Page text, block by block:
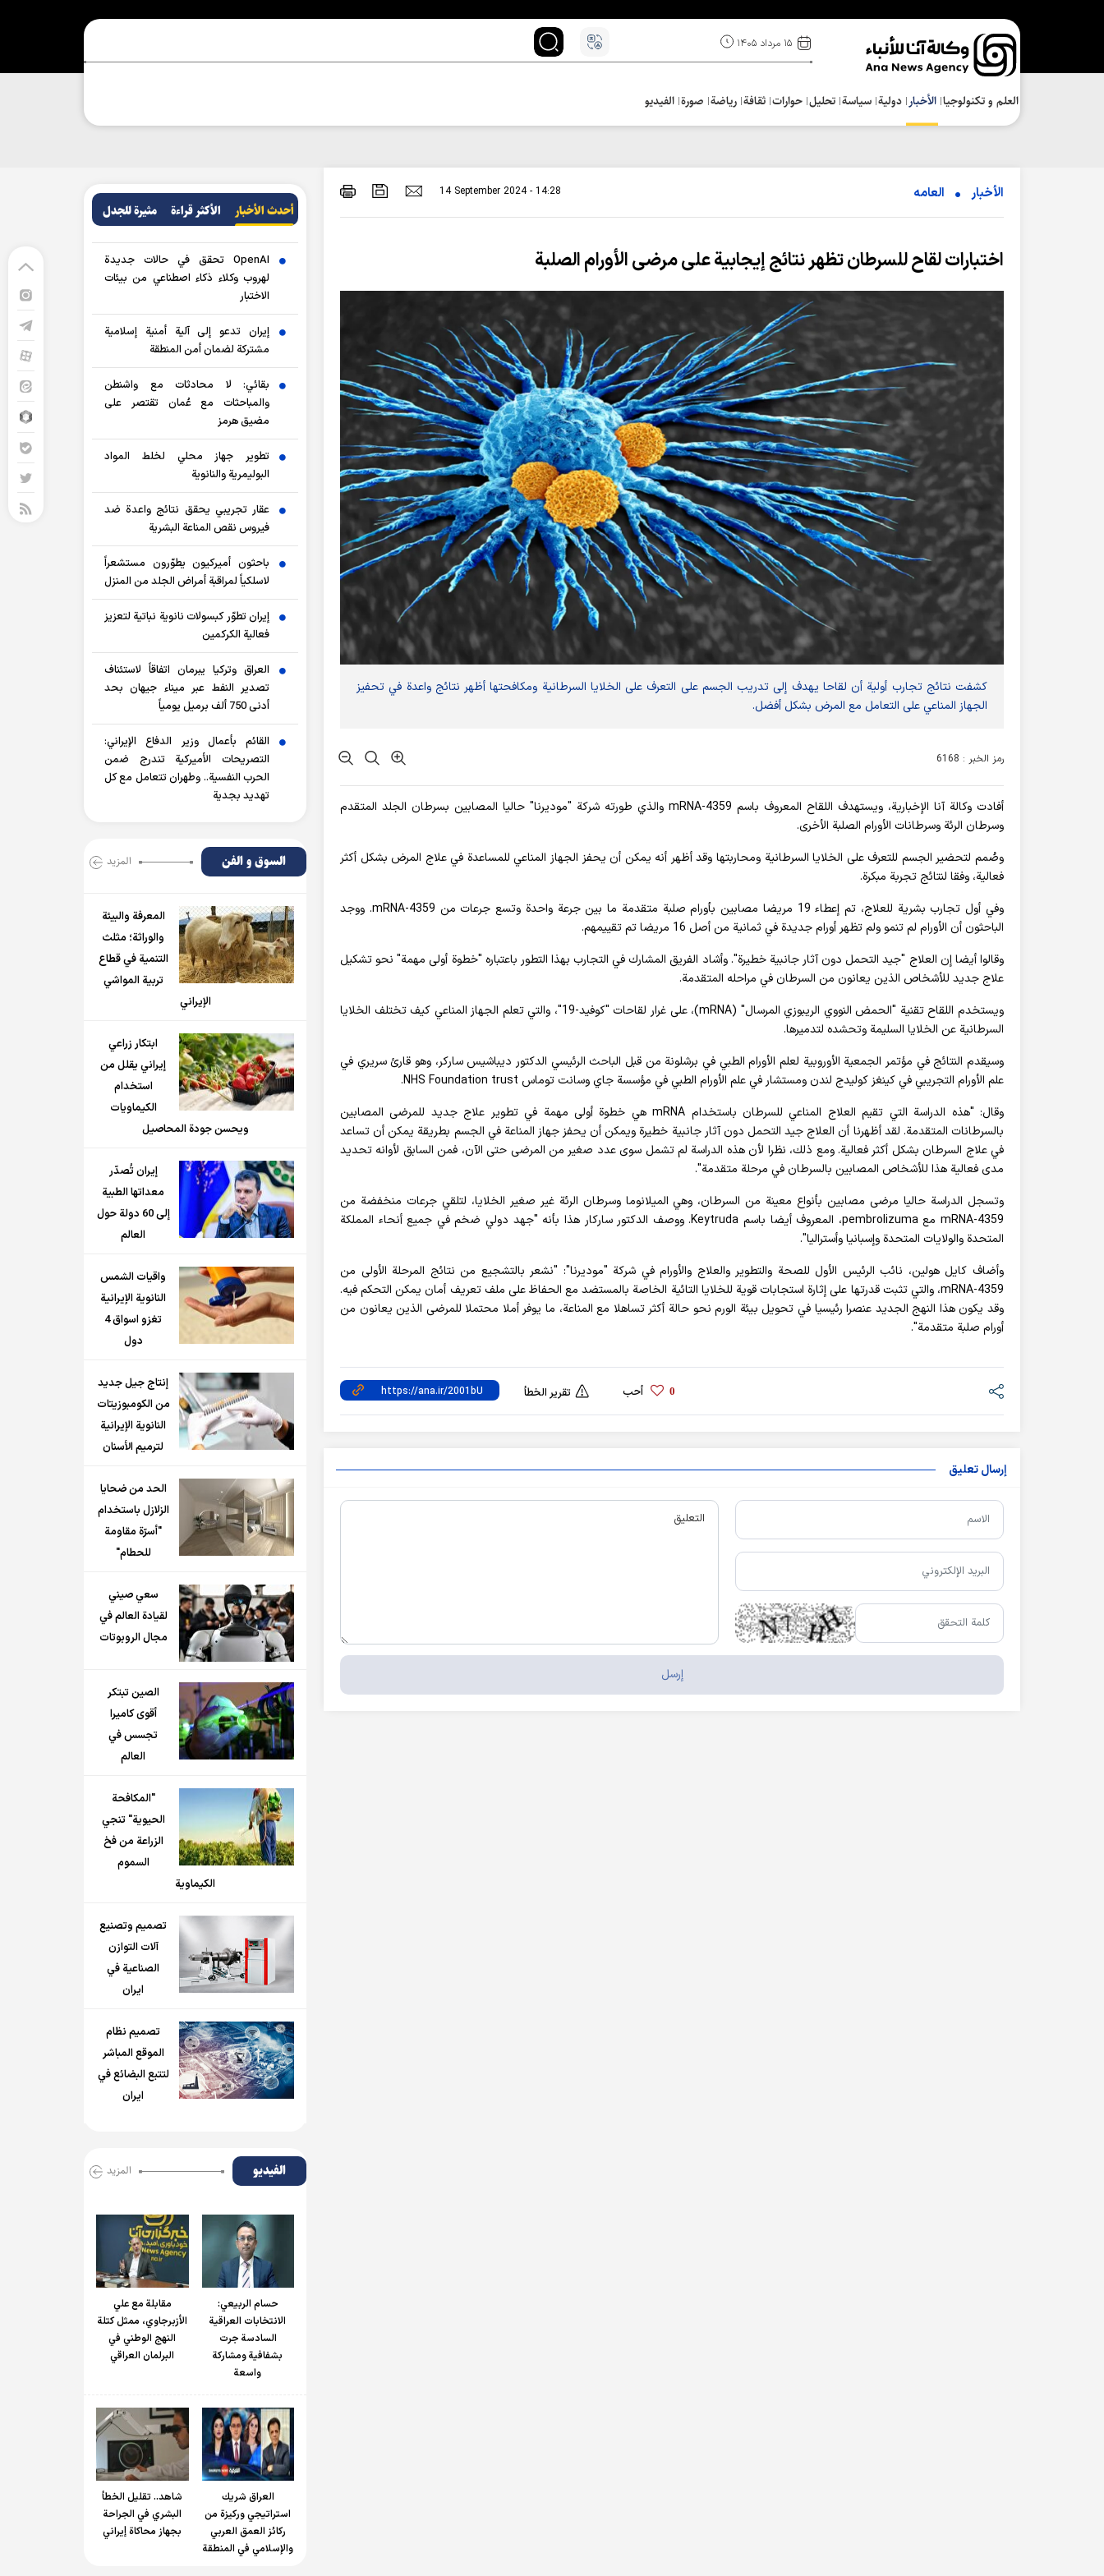
۱۵ مرداد ۱۴۰۵
العلم و تکنولوجیا الأخبار دولية سياسة تحلیل حوارات ثقافة رياضة صورة الفيديو
الأخبار العامه 14 September 2024 - 14:28
اختبارات لقاح للسرطان تظهر نتائج إيجابية على مرضى الأورام الصلبة
كشفت نتائج تجارب أولية أن لقاحا يهدف إلى تدريب الجسم على التعرف على الخلايا السرطانية ومكافحتها أظهر نتائج واعدة في تحفيز
الجهاز المناعي على التعامل مع المرض بشكل أفضل.
رمز الخبر : 6168
أفادت وکالة آنا الإخباریة، ويستهدف اللقاح المعروف باسم mRNA-4359 والذي طورته شركة "موديرنا" حاليا المصابين بسرطان الجلد المتقدم
وسرطان الرئة وسرطانات الأورام الصلبة الأخرى.
وصُمم لتحضير الجسم للتعرف على الخلايا السرطانية ومحاربتها وقد أظهر أنه يمكن أن يحفز الجهاز المناعي للمساعدة في علاج المرض بشكل أكثر
فعالية، وفقا لنتائج تجربة مبكرة.
وفي أول تجارب بشرية للعلاج، تم إعطاء 19 مريضا مصابين بأورام صلبة متقدمة ما بين جرعة واحدة وتسع جرعات من mRNA-4359. ووجد
الباحثون أن الأورام لم تنمو ولم تظهر أورام جديدة في ثمانية من أصل 16 مريضا تم تقييمهم.
وقالوا أيضا إن العلاج "جيد التحمل دون آثار جانبية خطيرة". وأشاد الفريق المشارك في التجارب بهذا التطور باعتباره "خطوة أولى مهمة" نحو تشكيل
علاج جديد للأشخاص الذين يعانون من السرطان في مراحله المتقدمة.
ويستخدم اللقاح تقنية "الحمض النووي الريبوزي المرسال" (mRNA)، على غرار لقاحات "كوفيد-19"، والتي تعلم الجهاز المناعي كيف تختلف الخلايا
السرطانية عن الخلايا السليمة وتحشده لتدميرها.
وسيقدم النتائج في مؤتمر الجمعية الأوروبية لعلم الأورام الطبي في برشلونة من قبل الباحث الرئيسي الدكتور ديباشيس ساركر، وهو قارئ سريري في
علم الأورام التجريبي في كينغز كوليدج لندن ومستشار في علم الأورام الطبي في مؤسسة جاي وسانت توماس NHS Foundation trust.
وقال: "هذه الدراسة التي تقيم العلاج المناعي للسرطان باستخدام mRNA هي خطوة أولى مهمة في تطوير علاج جديد للمرضى المصابين
بالسرطانات المتقدمة. لقد أظهرنا أن العلاج جيد التحمل دون آثار جانبية خطيرة ويمكن أن يحفز جهاز المناعة في الجسم بطريقة يمكن أن تساعد
في علاج السرطان بشكل أكثر فعالية. ومع ذلك، نظرا لأن هذه الدراسة لم تشمل سوى عدد صغير من المرضى حتى الآن، فمن السابق لأوانه تحديد
مدى فعالية هذا للأشخاص المصابين بالسرطان في مرحلة متقدمة".
وتسجل الدراسة حاليا مرضى مصابين بأنواع معينة من السرطان، وهي الميلانوما وسرطان الرئة غير صغير الخلايا، لتلقي جرعات منخفضة من
mRNA-4359 مع pembrolizuma، المعروف أيضا باسم Keytruda. ووصف الدكتور ساركار هذا بأنه "جهد دولي ضخم في جميع أنحاء المملكة
المتحدة والولايات المتحدة وإسبانيا وأستراليا".
وأضاف كايل هولين، نائب الرئيس الأول للصحة والتطوير والعلاج والأورام في شركة "موديرنا": "نشعر بالتشجيع من نتائج المرحلة الأولى من
mRNA-4359، والتي تثبت قدرتها على إثارة استجابات قوية للخلايا التائية الخاصة بالمستضد مع الحفاظ على ملف تعريف أمان يمكن التحكم فيه.
وقد يكون هذا النهج الجديد عنصرا رئيسيا في تحويل بيئة الورم نحو حالة أكثر تساهلا مع المناعة، ما يوفر أملا محتملا للمرضى الذين يعانون من
أورام صلبة متقدمة".
0 أحب تقرير الخطأ
إرسال تعليق
أحدث الأخبار الأکثر قراءة مثيرة للجدل
OpenAI تحقق في حالات جديدة
لهروب وكلاء ذكاء اصطناعي من بيئات
الاختبار
إيران تدعو إلى آلية أمنية إسلامية
مشتركة لضمان أمن المنطقة
بقائي: لا محادثات مع واشنطن
والمباحثات مع عُمان تقتصر على
مضيق هرمز
تطوير جهاز محلي لخلط المواد
البوليمرية والنانوية
عقار تجريبي يحقق نتائج واعدة ضد
فيروس نقص المناعة البشرية
باحثون أميركيون يطوّرون مستشعراً
لاسلكياً لمراقبة أمراض الجلد من المنزل
إيران تطوّر كبسولات نانوية نباتية لتعزيز
فعالية الكركمين
العراق وتركيا يبرمان اتفاقاً لاستئناف
تصدير النفط عبر ميناء جيهان بحد
أدنى 750 ألف برميل يومياً
القائم بأعمال وزير الدفاع الإيراني:
التصريحات الأميركية تندرج ضمن
الحرب النفسية.. وطهران تتعامل مع كل
تهديد بجدية
السوق و الفن المزید
المعرفة والبيئة
والوراثة؛ مثلث
التنمية في قطاع
تربية المواشي
الإيراني
ابتكار زراعي
إيراني يقلل من
استخدام
الكيماويات
ويحسن جودة المحاصيل
إيران تُصدّر
معداتها الطبية
إلى 60 دولة حول
العالم
واقيات الشمس
النانوية الإيرانية
تغزو اسواق 4
دول
إنتاج جيل جديد
من الكومبوزيتات
النانوية الإيرانية
لترميم الأسنان
الحد من ضحايا
الزلازل باستخدام
"أسرّة مقاومة
للحطام"
سعي صيني
لقيادة العالم في
مجال الروبوتات
الصين تبتكر
أقوى كاميرا
تجسس في
العالم
"المكافحة
الحيوية" تنجي
الزراعة من فخ
السموم
الكيماوية
تصميم وتصنيع
آلات التوازن
الصناعية في
ايران
تصميم نظام
الموقع المباشر
لتتبع البضائع في
ايران
الفیدیو المزید
حسام الربیعي:
الانتخابات العراقية
السادسة جرت
بشفافية ومشاركة
واسعة
مقابلة مع علي
الأزبرجاوي، ممثل كتلة
النهج الوطني في
البرلمان العراقي
العراق شريك
استراتيجي وركيزة من
ركائز العمق العربي
والإسلامي في المنطقة
شاهد.. تقليل الخطأ
البشري في الجراحة
بجهاز محاكاة إيراني